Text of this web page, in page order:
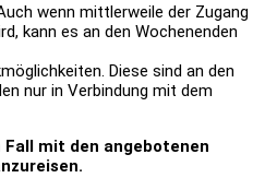
wenn mittlerweile der Zugang
kann es an den Wochenenden
Diese sind an den
nur in Verbindung mit dem
mit den angebotenen